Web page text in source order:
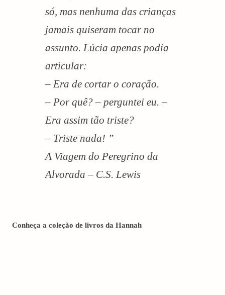
só, mas nenhuma das crianças
jamais quiseram tocar no
assunto. Lúcia apenas podia
articular:
– Era de cortar o coração.
– Por quê? – perguntei eu. –
Era assim tão triste?
– Triste nada! ”
A Viagem do Peregrino da
Alvorada – C.S. Lewis
Conheça a coleção de livros da Hannah